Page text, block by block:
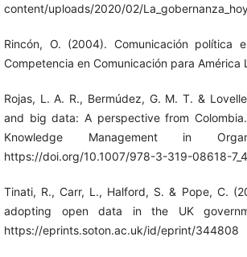
content/uploads/2020/02/
Rincón, O. (2004). Comunicación política
Competencia en Comunicación para América
Rojas, L. A. R., Bermúdez, G. M. T. &
and big data: A perspective from
Knowledge Management in
https://doi.org/10.1007/978-3-319-08618-7_4
Tinati, R., Carr, L., Halford, S. & Pope, C.
adopting open data in the UK
https://eprints.soton.ac.uk/id/eprint/344808